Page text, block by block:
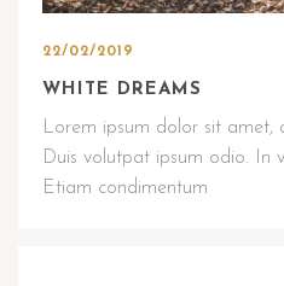
22/02/2019
WHITE DREAMS
Lorem ipsum dolor sit amet,
Duis volutpat ipsum odio. In
Etiam condimentum